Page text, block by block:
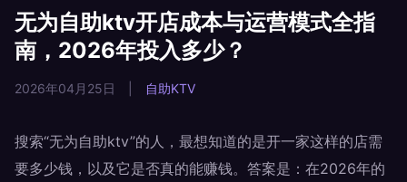
无为自助ktv开店成本与运营模式全指
南，2026年投入多少？
2026年04月25日 自助KTV
搜索“无为自助ktv”的人，最想知道的是开一家这样的店需
要多少钱，以及它是否真的能赚钱。答案是：在2026年的